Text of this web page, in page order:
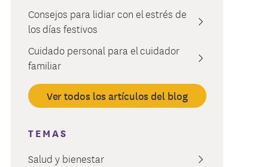
Court Judiciary
de la Atención
Consejos para lidiar con el estrés de
los días festivos
Cuidado personal para el cuidador
familiar
Ver todos los artículos del blog
TEMAS
Salud y bienestar